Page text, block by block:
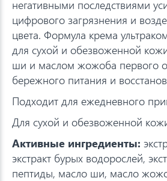
негативными последствиями
цифрового загрязнения и
цвета. Формула крема
для сухой и обезвоженной
ши и маслом жожоба первого
бережного питания и
Подходит для ежедневного
Для сухой и обезвоженной
Активные ингредиенты:
экстракт бурых водорослей,
пептиды, масло ши, масло